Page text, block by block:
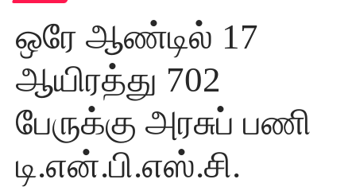
ஒரே ஆண்டில் 17
ஆயிரத்து 702
பேருக்கு அரசுப் பணி
டி.என்.பி.எஸ்.சி.